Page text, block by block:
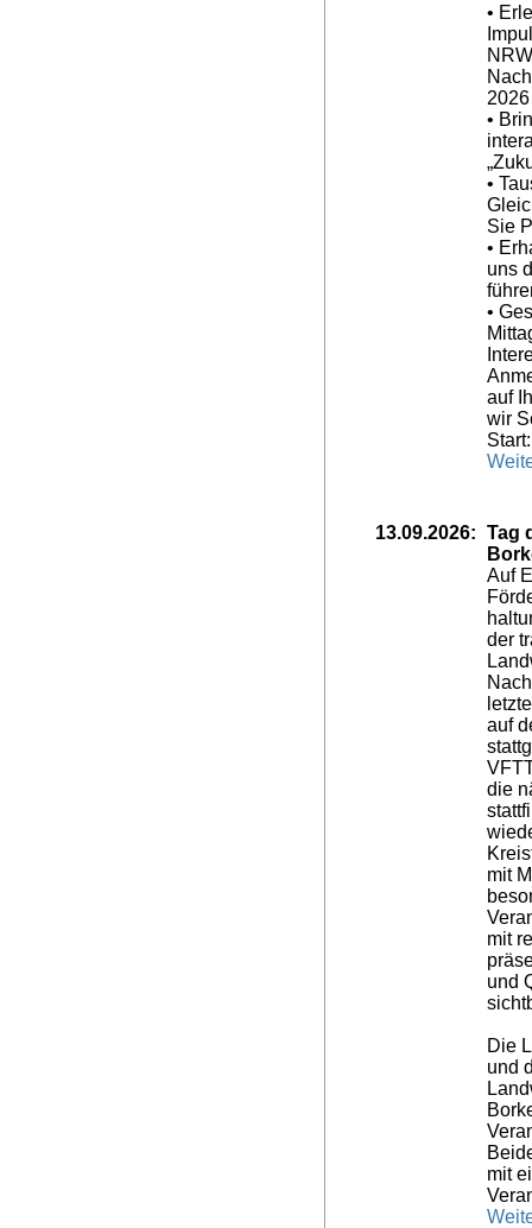
•
2026
•
•
Sie
•
uns
•
auf
wir
13.09.2026: Tag
Auf
der
auf
die
mit
mit
und
Die
und
mit